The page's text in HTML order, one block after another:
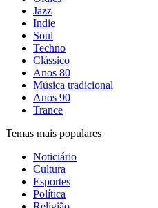
Jazz
Indie
Soul
Techno
Clássico
Anos 80
Música tradicional
Anos 90
Trance
Temas mais populares
Noticiário
Cultura
Esportes
Política